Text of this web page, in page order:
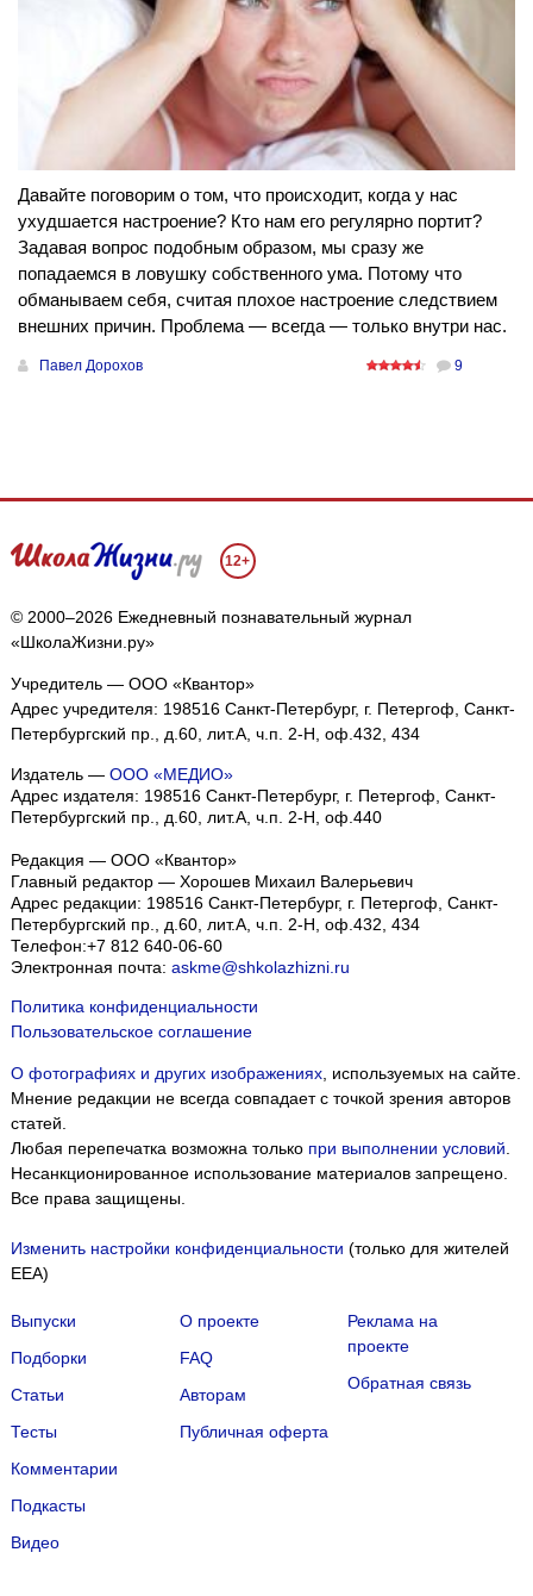
Давайте поговорим о том, что происходит, когда у нас
ухудшается настроение? Кто нам его регулярно портит?
Задавая вопрос подобным образом, мы сразу же
попадаемся в ловушку собственного ума. Потому что
обманываем себя, считая плохое настроение следствием
внешних причин. Проблема — всегда — только внутри нас.
Павел Дорохов 9
12+
© 2000–2026 Ежедневный познавательный журнал
«ШколаЖизни.ру»
Учредитель — ООО «Квантор»
Адрес учредителя: 198516 Санкт-Петербург, г. Петергоф, Санкт-
Петербургский пр., д.60, лит.А, ч.п. 2-Н, оф.432, 434
Издатель — ООО «МЕДИО»
Адрес издателя: 198516 Санкт-Петербург, г. Петергоф, Санкт-
Петербургский пр., д.60, лит.А, ч.п. 2-Н, оф.440
Редакция — ООО «Квантор»
Главный редактор — Хорошев Михаил Валерьевич
Адрес редакции: 198516 Санкт-Петербург, г. Петергоф Санкт-
Петербургский пр., д.60, лит.А, ч.п. 2-Н, оф.432, 434
Телефон:+7 812 640-06-60
Электронная почта: askme@shkolazhizni.ru
Политика конфиденциальности
Пользовательское соглашение
О фотографиях и других изображениях, используемых на сайте.
Мнение редакции не всегда совпадает с точкой зрения авторов
статей.
Любая перепечатка возможна только при выполнении условий
Несанкционированное использование материалов запрещено.
Все права защищены.
Изменить настройки конфиденциальности (только для жителей
EEA)
Выпуски
Подборки
Статьи
Тесты
Комментарии
Подкасты
Видео
О проекте
FAQ
Авторам
Публичная оферта
Реклама на
проекте
Обратная связь